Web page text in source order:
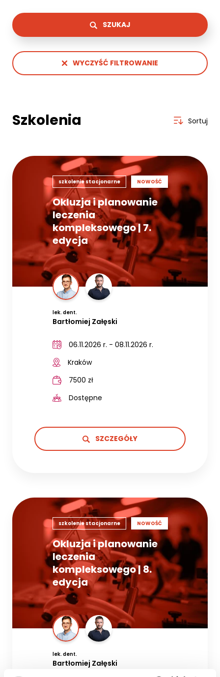
SZUKAJ
WYCZYŚĆ FILTROWANIE
Szkolenia Sortuj
szkolenie stacjonarne NOWOŚĆ
Okluzja i planowanie
leczenia
kompleksowego | 7.
edycja
lek. dent.
Bartłomiej Załęski
06.11.2026 r. - 08.11.2026 r.
Kraków
7500 zł
Dostępne
SZCZEGÓŁY
szkolenie stacjonarne NOWOŚĆ
Okluzja i planowanie
leczenia
kompleksowego | 8.
edycja
lek. dent.
Bartłomiej Załęski